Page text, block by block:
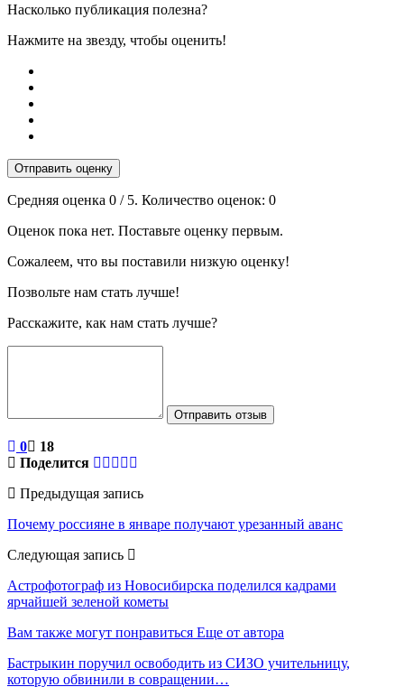
Насколько публикация полезна?
Нажмите на звезду, чтобы оценить!
Отправить оценку
Средняя оценка 0 / 5. Количество оценок: 0
Оценок пока нет. Поставьте оценку первым.
Сожалеем, что вы поставили низкую оценку!
Позвольте нам стать лучше!
Расскажите, как нам стать лучше?
Отправить отзыв
0
18
Поделится
Предыдущая запись
Почему россияне в январе получают урезанный аванс
Следующая запись
Астрофотограф из Новосибирска поделился кадрами
ярчайшей зеленой кометы
Вам также могут понравиться Еще от автора
Бастрыкин поручил освободить из СИЗО учительницу,
которую обвинили в совращении…